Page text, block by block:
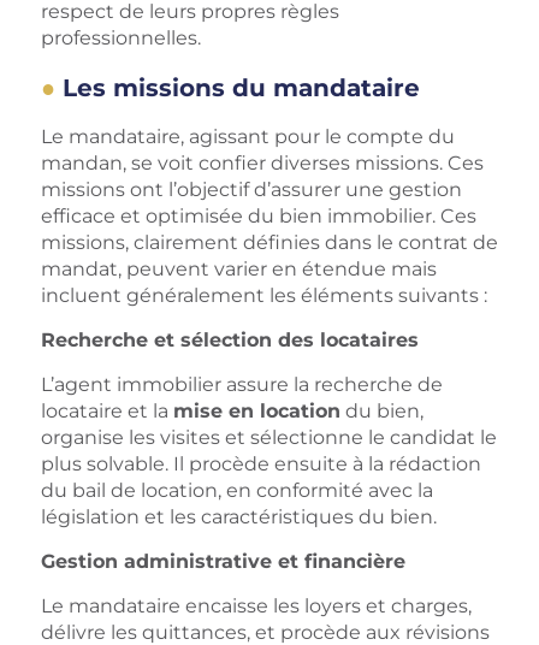
respect de leurs propres règles
professionnelles.
Les missions du mandataire
Le mandataire, agissant pour le compte du
mandan, se voit confier diverses missions. Ces
missions ont l’objectif d’assurer une gestion
efficace et optimisée du bien immobilier. Ces
missions, clairement définies dans le contrat de
mandat, peuvent varier en étendue mais
incluent généralement les éléments suivants :
Recherche et sélection des locataires
L’agent immobilier assure la recherche de
locataire et la mise en location du bien,
organise les visites et sélectionne le candidat le
plus solvable. Il procède ensuite à la rédaction
du bail de location, en conformité avec la
législation et les caractéristiques du bien.
Gestion administrative et financière
Le mandataire encaisse les loyers et charges,
délivre les quittances, et procède aux révisions